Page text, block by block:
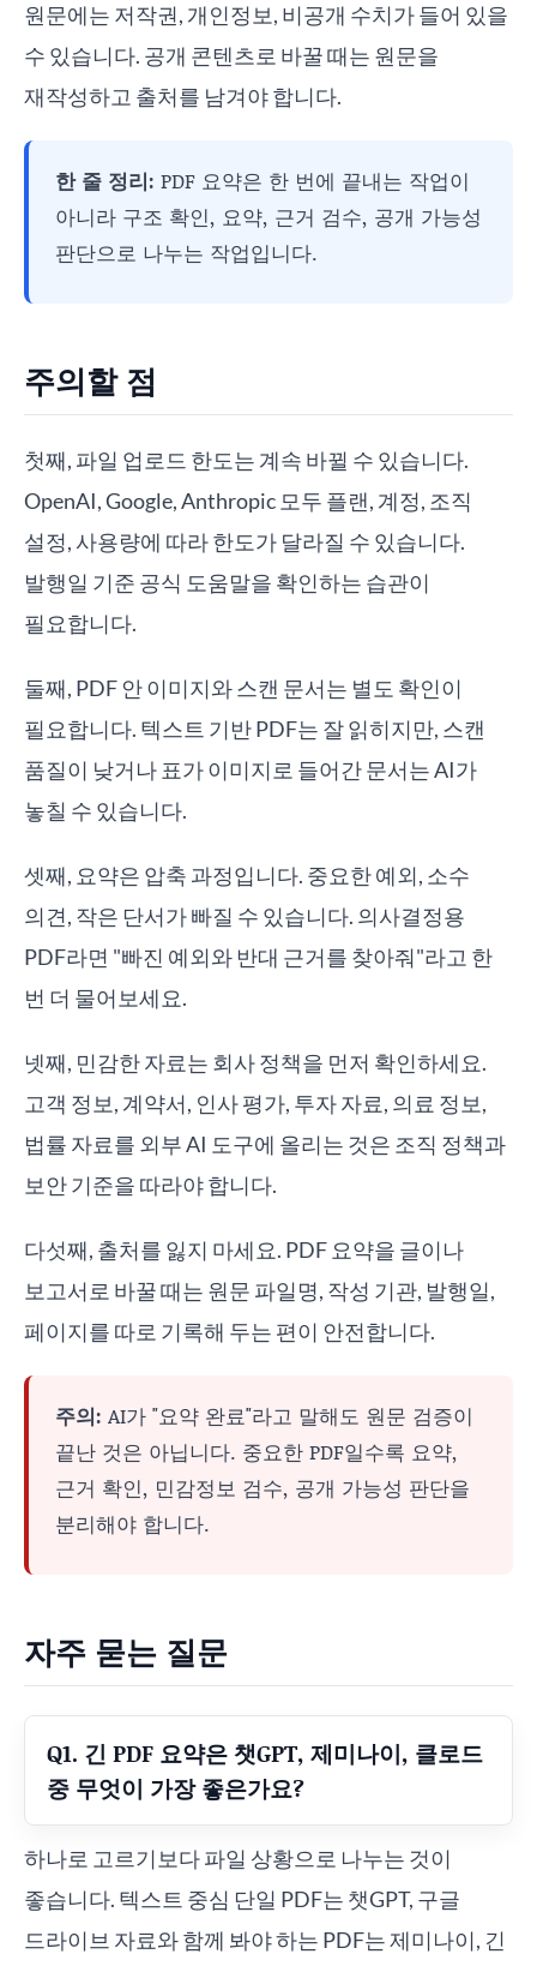
원문에는 저작권, 개인정보, 비공개 수치가 들어 있을
수 있습니다. 공개 콘텐츠로 바꿀 때는 원문을
재작성하고 출처를 남겨야 합니다.
한 줄 정리: PDF 요약은 한 번에 끝내는 작업이
아니라 구조 확인, 요약, 근거 검수, 공개 가능성
판단으로 나누는 작업입니다.
주의할 점
첫째, 파일 업로드 한도는 계속 바뀔 수 있습니다.
OpenAI, Google, Anthropic 모두 플랜, 계정, 조직
설정, 사용량에 따라 한도가 달라질 수 있습니다.
발행일 기준 공식 도움말을 확인하는 습관이
필요합니다.
둘째, PDF 안 이미지와 스캔 문서는 별도 확인이
필요합니다. 텍스트 기반 PDF는 잘 읽히지만, 스캔
품질이 낮거나 표가 이미지로 들어간 문서는 AI가
놓칠 수 있습니다.
셋째, 요약은 압축 과정입니다. 중요한 예외, 소수
의견, 작은 단서가 빠질 수 있습니다. 의사결정용
PDF라면 "빠진 예외와 반대 근거를 찾아줘"라고 한
번 더 물어보세요.
넷째, 민감한 자료는 회사 정책을 먼저 확인하세요.
고객 정보, 계약서, 인사 평가, 투자 자료, 의료 정보,
법률 자료를 외부 AI 도구에 올리는 것은 조직 정책과
보안 기준을 따라야 합니다.
다섯째, 출처를 잃지 마세요. PDF 요약을 글이나
보고서로 바꿀 때는 원문 파일명, 작성 기관, 발행일,
페이지를 따로 기록해 두는 편이 안전합니다.
주의: AI가 "요약 완료"라고 말해도 원문 검증이
끝난 것은 아닙니다. 중요한 PDF일수록 요약,
근거 확인, 민감정보 검수, 공개 가능성 판단을
분리해야 합니다.
자주 묻는 질문
Q1. 긴 PDF 요약은 챗GPT, 제미나이, 클로드
중 무엇이 가장 좋은가요?
하나로 고르기보다 파일 상황으로 나누는 것이
좋습니다. 텍스트 중심 단일 PDF는 챗GPT, 구글
드라이브 자료와 함께 봐야 하는 PDF는 제미나이, 긴